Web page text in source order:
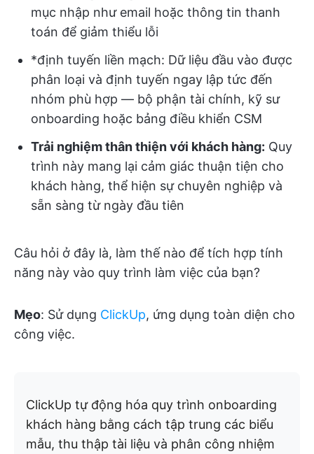
mục nhập như email hoặc thông tin thanh
toán để giảm thiểu lỗi
*định tuyến liền mạch: Dữ liệu đầu vào được
phân loại và định tuyến ngay lập tức đến
nhóm phù hợp — bộ phận tài chính, kỹ sư
onboarding hoặc bảng điều khiển CSM
Trải nghiệm thân thiện với khách hàng: Quy
trình này mang lại cảm giác thuận tiện cho
khách hàng, thể hiện sự chuyên nghiệp và
sẵn sàng từ ngày đầu tiên
Câu hỏi ở đây là, làm thế nào để tích hợp tính
năng này vào quy trình làm việc của bạn?
Mẹo: Sử dụng ClickUp, ứng dụng toàn diện cho
công việc.
ClickUp tự động hóa quy trình onboarding
khách hàng bằng cách tập trung các biểu
mẫu, thu thập tài liệu và phân công nhiệm